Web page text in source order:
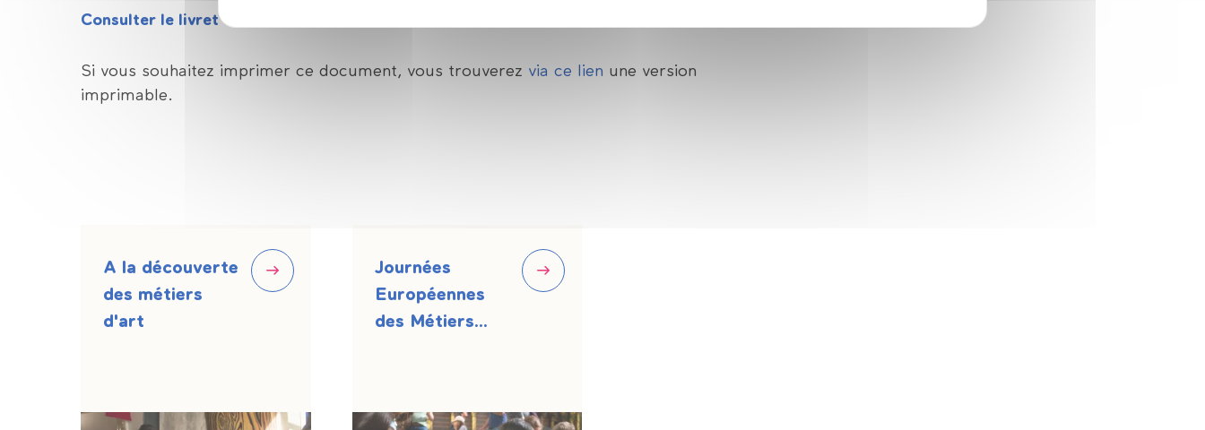
Consulter le livret d'orientation
Si vous souhaitez imprimer ce document, vous trouverez via ce lien une version
imprimable.
A la découverte
des métiers
d'art
Journées
Européennes
des Métiers